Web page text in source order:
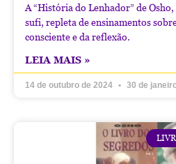
A “História do Lenhador” de
sufi, repleta de ensinamentos
consciente e da reflexão.
LEIA MAIS »
14 de outubro de 2024 30 de